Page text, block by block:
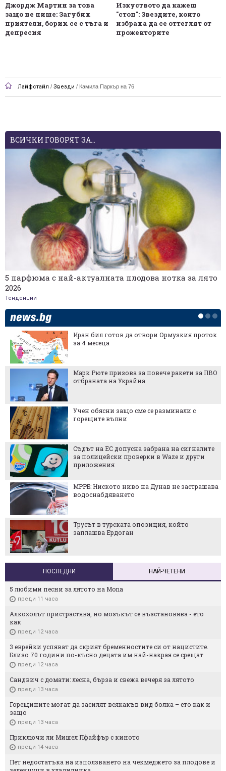
Джордж Мартин за това
защо не пише: Загубих
приятели, борих се с тъга и
депресия
Изкуството да кажеш
"стоп": Звездите, които
избраха да се оттеглят от
прожекторите
Лайфстайл / Звезди / Камила Паркър на 76
ВСИЧКИ ГОВОРЯТ ЗА...
5 парфюма с най-актуалната плодова нотка за лято
2026
Тенденции
Иран бил готов да отвори Ормузкия проток
за 4 месеца
Марк Рюте призова за повече ракети за ПВО
отбраната на Украйна
Учен обясни защо сме се разминали с
горещите вълни
Съдът на ЕС допусна забрана на сигналите
за полицейски проверки в Waze и други
приложения
МРРБ: Ниското ниво на Дунав не застрашава
водоснабдяването
Трусът в турската опозиция, който
заплашва Ердоган
ПОСЛЕДНИ НАЙ-ЧЕТЕНИ
5 любими песни за лятото на Mona
преди 11 часа
Алкохолът пристрастява, но мозъкът се възстановява - ето
как
преди 12 часа
3 еврейки успяват да скрият бременностите си от нацистите.
Близо 70 години по-късно децата им най-накрая се срещат
преди 12 часа
Сандвич с домати: лесна, бърза и свежа вечеря за лятото
преди 13 часа
Горещините могат да засилят всякакъв вид болка – ето как и
защо
преди 13 часа
Приключи ли Мишел Пфайфър с киното
преди 14 часа
Пет недостатъка на използването на чекмеджето за плодове и